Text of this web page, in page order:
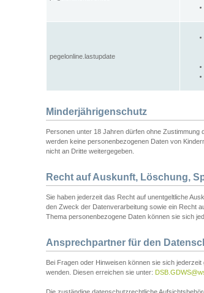
pegelonline.lastupdate
Minderjährigenschutz
Personen unter 18 Jahren dürfen ohne
werden keine personenbezogenen Daten von
nicht an Dritte weitergegeben.
Recht auf Auskunft, Löschung,
Sie haben jederzeit das Recht auf unentgeltliche
den Zweck der Datenverarbeitung sowie ein Recht
Thema personenbezogene Daten können sie sich
Ansprechpartner für den
Bei Fragen oder Hinweisen können sie sich
wenden. Diesen erreichen sie unter: